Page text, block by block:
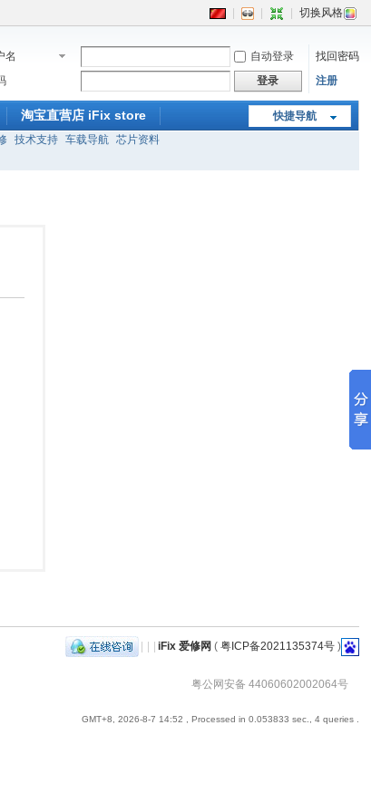
切换风格
名 自动登录
找回密码
登录 注册
快捷导航
淘宝直营店 iFix store
技术支持 车载导航 芯片资料
| | | iFix 爱修网 ( 粤ICP备2021135374号)
粤公网安备 44060602002064号
GMT+8, 2026-8-7 14:52 , Processed in 0.053833 sec., 4 queries .